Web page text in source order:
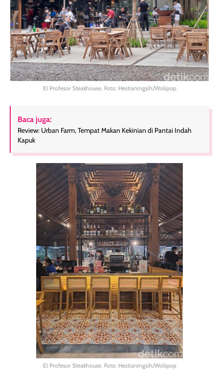
El Profesor Steakhouse. Foto: Hestianingsih/Wolipop
Baca juga:
Review: Urban Farm, Tempat Makan Kekinian di Pantai Indah
Kapuk
El Profesor Steakhouse. Foto: Hestianingsih/Wolipop